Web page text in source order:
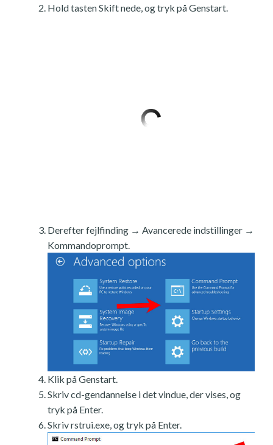
Hold tasten Skift nede, og tryk på Genstart.
Derefter fejlfinding → Avancerede indstillinger →
Kommandoprompt.
Klik på Genstart.
Skriv cd-gendannelse i det vindue, der vises, og
tryk på Enter.
Skriv rstrui.exe, og tryk på Enter.